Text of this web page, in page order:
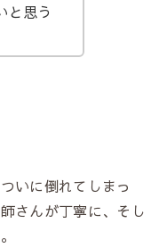
と思う
いに倒れてしまっ
さんが丁寧に、そし